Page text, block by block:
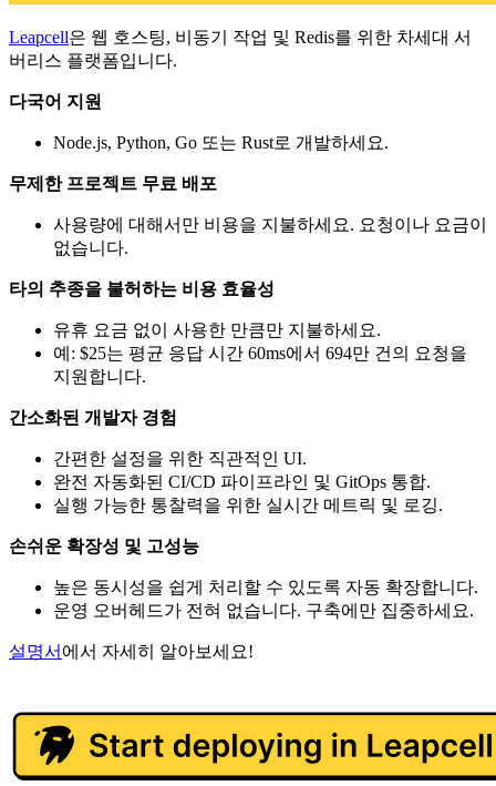
Leapcell은 웹 호스팅, 비동기 작업 및 Redis를 위한 차세대 서
버리스 플랫폼입니다.
다국어 지원
Node.js, Python, Go 또는 Rust로 개발하세요.
무제한 프로젝트 무료 배포
사용량에 대해서만 비용을 지불하세요. 요청이나 요금이
없습니다.
타의 추종을 불허하는 비용 효율성
유휴 요금 없이 사용한 만큼만 지불하세요.
예: $25는 평균 응답 시간 60ms에서 694만 건의 요청을
지원합니다.
간소화된 개발자 경험
간편한 설정을 위한 직관적인 UI.
완전 자동화된 CI/CD 파이프라인 및 GitOps 통합.
실행 가능한 통찰력을 위한 실시간 메트릭 및 로깅.
손쉬운 확장성 및 고성능
높은 동시성을 쉽게 처리할 수 있도록 자동 확장합니다.
운영 오버헤드가 전혀 없습니다. 구축에만 집중하세요.
설명서 에서 자세히 알아보세요!